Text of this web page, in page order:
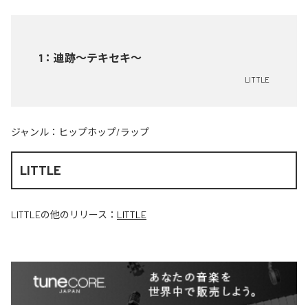
1 ： 迪跡〜テキセキ〜
LITTLE
ジャンル： ヒップホップ/ラップ
LITTLE
LITTLEの他のリリース： LITTLE